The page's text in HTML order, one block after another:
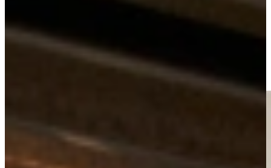
Keukens
Luxe Keukens
Jubileum Keukendeal 16